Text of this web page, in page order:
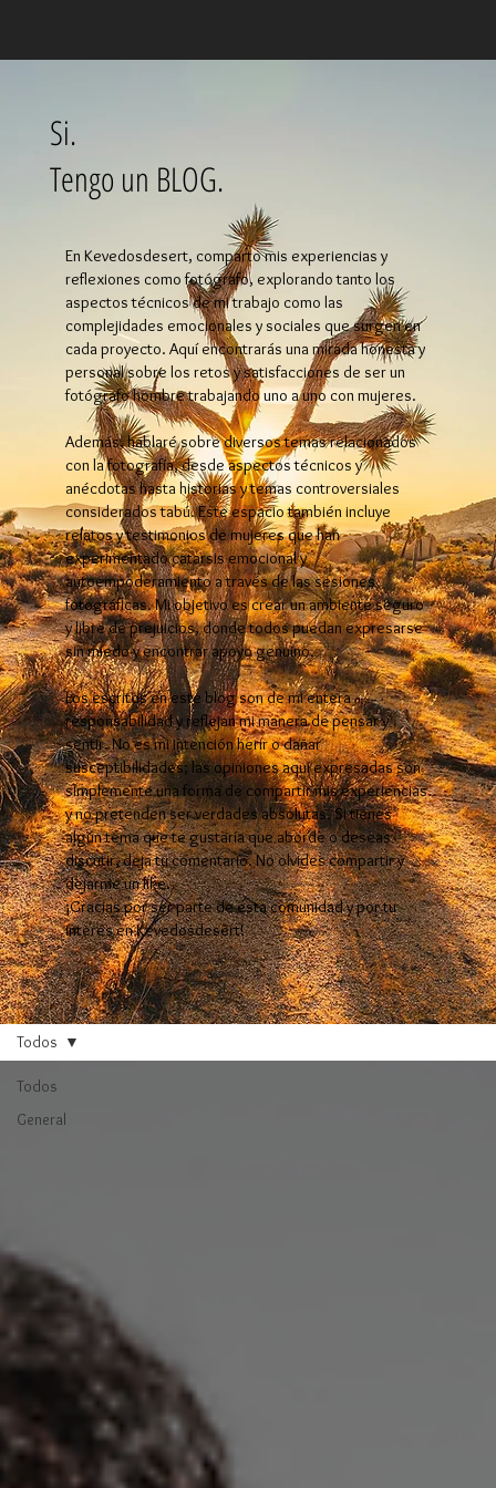
Si.
Tengo un BLOG.
En Kevedosdesert, comparto mis experiencias y
reflexiones como fotógrafo, explorando tanto los
aspectos técnicos de mi trabajo como las
complejidades emocionales y sociales que surgen en
cada proyecto. Aquí encontrarás una mirada honesta y
personal sobre los retos y satisfacciones de ser un
fotógrafo hombre trabajando uno a uno con mujeres.
Además, hablaré sobre diversos temas relacionados
con la fotografía, desde aspectos técnicos y
anécdotas hasta historias y temas controversiales
considerados tabú. Este espacio también incluye
relatos y testimonios de mujeres que han
experimentado catarsis emocional y
autoempoderamiento a través de las sesiones
fotográficas. Mi objetivo es crear un ambiente seguro
y libre de prejuicios, donde todos puedan expresarse
sin miedo y encontrar apoyo genuino.
Los escritos en este blog son de mi entera
responsabilidad y reflejan mi manera de pensar y
sentir. No es mi intención herir o dañar
susceptibilidades; las opiniones aquí expresadas son
simplemente una forma de compartir mis experiencias
y no pretenden ser verdades absolutas. Si tienes
algún tema que te gustaría que aborde o deseas
discutir, deja tu comentario. No olvides compartir y
dejarme un like.
¡Gracias por ser parte de esta comunidad y por tu
interés en Kevedosdesert!
Todos
General
Todos